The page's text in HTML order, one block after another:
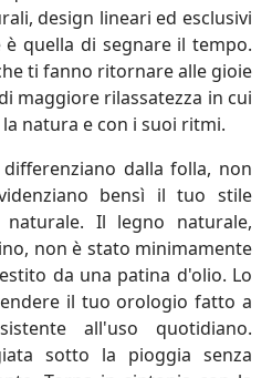
design lineari ed esclusivi
quella di segnare il tempo.
ti fanno ritornare alle gioie
maggiore rilassatezza in cui
natura e con i suoi ritmi.
dalla folla, non
bensì il tuo stile
Il legno naturale,
non è stato minimamente
da una patina d'olio. Lo
il tuo orologio fatto a
all'uso quotidiano.
sotto la pioggia senza